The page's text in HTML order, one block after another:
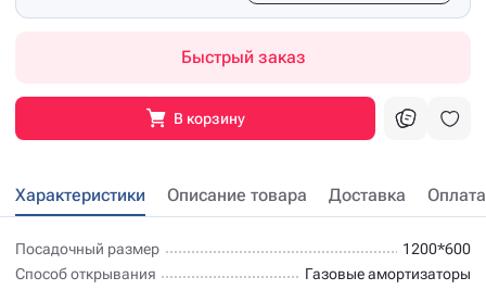
Быстрый заказ
В корзину
Характеристики Описание товара Доставка Оплата
Посадочный размер
1200*600
Способ открывания
Газовые амортизаторы